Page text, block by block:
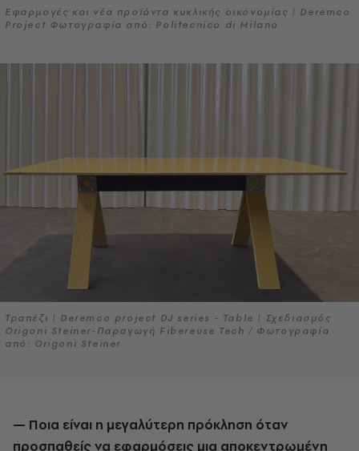
Εφαρμογές και νέα προϊόντα κυκλικής οικονομίας | Deremco
Project Φωτογραφία από: Politecnico di Milano
Τραπέζι | Deremco project DJ series - Table | Σχεδιασμός
Origoni Steiner-Παραγωγή Fibereuse Tech / Φωτογραφία
από: Origoni Steiner
— Ποια είναι η μεγαλύτερη πρόκληση όταν
προσπαθείς να εφαρμόσεις μια αποκεντρωμένη